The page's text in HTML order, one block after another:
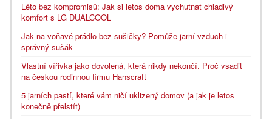
Léto bez kompromisů: Jak si letos doma vychutnat chladivý
komfort s LG DUALCOOL
Jak na voňavé prádlo bez sušičky? Pomůže jarní vzduch i
správný sušák
Vlastní vířivka jako dovolená, která nikdy nekončí. Proč vsadit
na českou rodinnou firmu Hanscraft
5 jarních pastí, které vám ničí uklizený domov (a jak je letos
konečně přelstít)